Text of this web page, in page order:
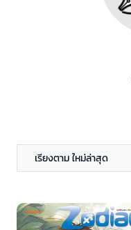
เรียงตาม ใหม่ล่าสุด